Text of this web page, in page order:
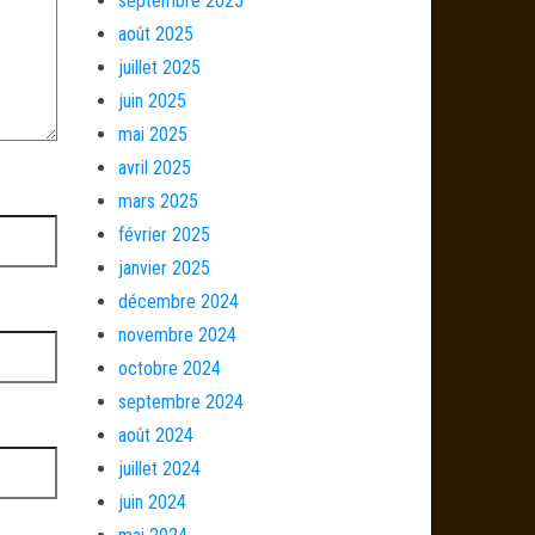
août 2025
juillet 2025
juin 2025
mai 2025
avril 2025
mars 2025
février 2025
janvier 2025
décembre 2024
novembre 2024
octobre 2024
septembre 2024
août 2024
juillet 2024
juin 2024